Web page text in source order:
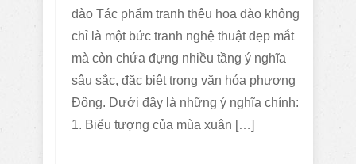
đào Tác phẩm tranh thêu hoa đào không
chỉ là một bức tranh nghệ thuật đẹp mắt
mà còn chứa đựng nhiều tầng ý nghĩa
sâu sắc, đặc biệt trong văn hóa phương
Đông. Dưới đây là những ý nghĩa chính:
1. Biểu tượng của mùa xuân […]